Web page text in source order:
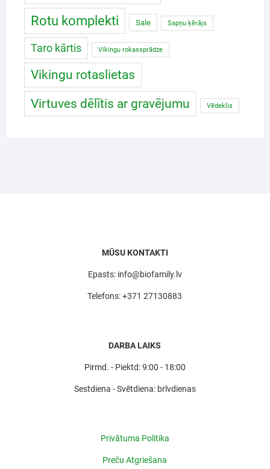
Rotu komplekti Sale Sapņu ķērājs
Taro kārtis Vikingu rokassprādze
Vikingu rotaslietas
Virtuves dēlītis ar gravējumu Vēdeklis
MŪSU KONTAKTI
Epasts: info@biofamily.lv
Telefons: +371 27130883
DARBA LAIKS
Pirmd. - Piektd: 9:00 - 18:00
Sestdiena - Svētdiena: brīvdienas
Privātuma Politika
Preču Atgriešana